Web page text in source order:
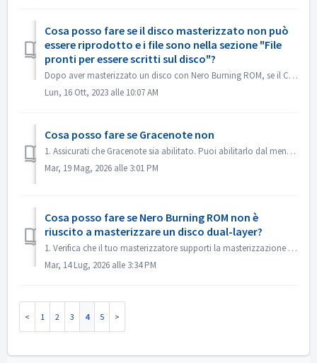
Cosa posso fare se il disco masterizzato non può
essere riprodotto e i file sono nella sezione "File
pronti per essere scritti sul disco"?
Dopo aver masterizzato un disco con Nero Burning ROM, se il CD audio non può essere riprodotto con il lettore CD, aprire il disco in Esplora risorse per con...
Lun, 16 Ott, 2023 alle 10:07 AM
Cosa posso fare se Gracenote non
1. Assicurati che Gracenote sia abilitato. Puoi abilitarlo dal menu “File->Opzioni->Database”, selezionando l'opzione “Abilita accesso al database...
Mar, 19 Mag, 2026 alle 3:01 PM
Cosa posso fare se Nero Burning ROM non è
riuscito a masterizzare un disco dual-layer?
1. Verifica che il tuo masterizzatore supporti la masterizzazione dual-layer. 2. Riduci la velocità di masterizzazione: la masterizzazione ad alta velocit...
Mar, 14 Lug, 2026 alle 3:34 PM
1 2 3 4 5